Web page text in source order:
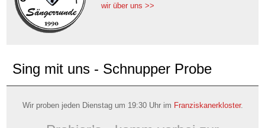
wir über uns >>
Sing mit uns - Schnupper Probe
Wir proben jeden Dienstag um 19:30 Uhr im Franziskanerkloster.